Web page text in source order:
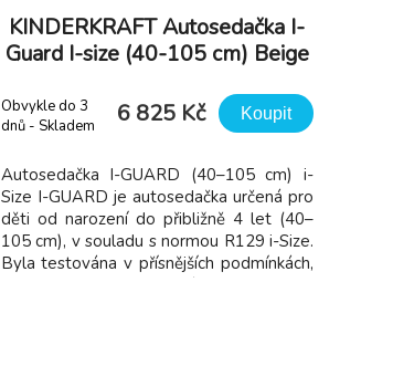
KINDERKRAFT Autosedačka I-
Guard I-size (40-105 cm) Beige
Obvykle do 3
dnů - Skladem
6 825 Kč Koupit
Autosedačka I-GUARD (40–105 cm) i-
Size I-GUARD je autosedačka určená pro
děti od narození do přibližně 4 let (40–
105 cm), v souladu s normou R129 i-Size.
Byla testována v přísnějších podmínkách,